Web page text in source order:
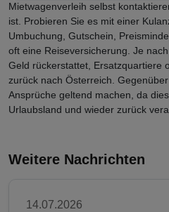
Mietwagenverleih selbst
ist. Probieren Sie es mit einer
Umbuchung, Gutschein,
oft eine Reiseversicherung. Je
Geld rückerstattet, Ersatzquartiere
zurück nach Österreich.
Ansprüche geltend machen, da
Urlaubsland und wieder zurück
Weitere Nachrichten
14.07.2026